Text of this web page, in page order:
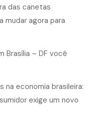
das canetas
mudar agora para
Brasília – DF você
economia brasileira:
exige um novo